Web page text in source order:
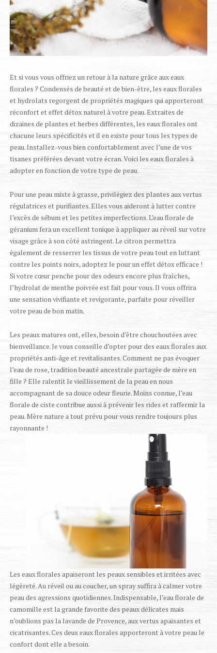
Et si vous vous offriez un retour à la nature grâce aux eaux
florales ? Condensés de beauté et de bien-être, les eaux florales
et hydrolats regorgent de propriétés magiques qui apporteront
réconfort et effet détox naturel à votre peau. Extraites de
dizaines de plantes et herbes différentes, les eaux florales ont
chacune leurs spécificités et il en existe pour tous les types de
peau. Installez-vous bien confortablement avec l’une de vos
tisanes préférées devant votre écran. Voici les eaux florales à
adopter en fonction de votre type de peau.
Pour une peau mixte à grasse, privilégiez des plantes aux vertus
régulatrices et purifiantes. Elles vous aideront à lutter contre
l’excès de sébum et les petites imperfections. L’eau florale de
géranium fera un excellent tonique à appliquer au réveil sur votre
visage grâce à son côté astringent. Le citron permettra
également de resserrer les tissus de votre peau tout en luttant
contre les points noirs, adoptez le pour un effet détox efficace !
Si votre cœur penche pour des odeurs encore plus fraîches,
l’hydrolat de menthe poivrée est fait pour vous. Il vous offrira
une sensation vivifiante et revigorante, parfaite pour réveiller
votre peau de bon matin.
Les peaux matures ont, elles, besoin d’être chouchoutées avec
bienveillance. Je vous conseille d’opter pour des eaux florales aux
propriétés anti-âge et revitalisantes. Comment ne pas évoquer
l’eau de rose, tradition beauté ancestrale partagée de mère en
fille ? Elle ralentit le vieillissement de la peau en nous
accompagnant de sa douce odeur fleurie. Moins connue, l’eau
florale de ciste contribue aussi à prévenir les rides et raffermir la
peau. Mère nature a tout prévu pour vous rendre toujours plus
rayonnante !
Les eaux florales apaiseront les peaux sensibles et irritées avec
légèreté. Au réveil ou au coucher, un spray suffira à calmer votre
peau des agressions quotidiennes. Indispensable, l’eau florale de
camomille est la grande favorite des peaux délicates mais
n’oublions pas la lavande de Provence, aux vertus apaisantes et
cicatrisantes. Ces deux eaux florales apporteront à votre peau le
confort dont elle a besoin.